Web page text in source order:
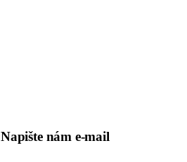
Napište nám e-mail